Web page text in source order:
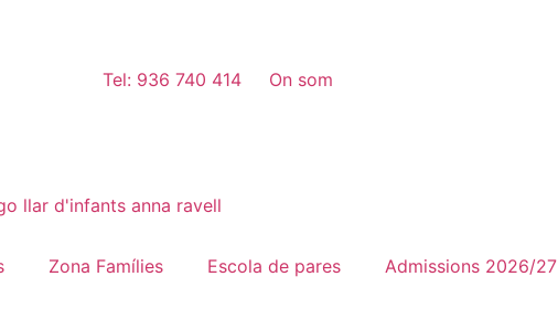
Tel: 936 740 414 On som
Zona Famílies Escola de pares Admissions 2026/27